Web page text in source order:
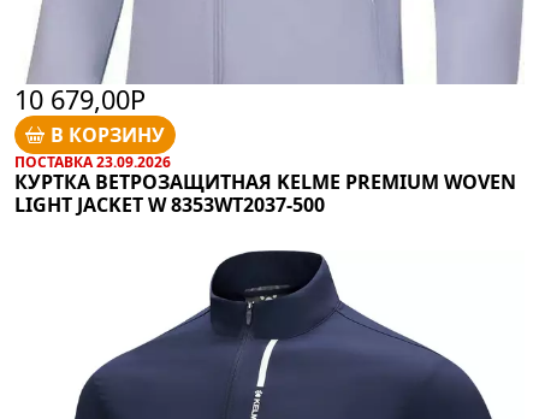
10 679,00Р
В КОРЗИНУ
ПОСТАВКА 23.09.2026
КУРТКА ВЕТРОЗАЩИТНАЯ KELME PREMIUM WOVEN
LIGHT JACKET W 8353WT2037-500